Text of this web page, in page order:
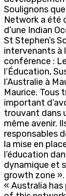
Soulignons
Network a été
d’une Indian
St Stephen’s
intervenants à
conférence :
l’Éducation,
l’Australie à
Maurice. Tous
important
trouvant dans
même avenir.
responsables
la mise en
l’éducation
dynamique et
growth zone ».
« Australia